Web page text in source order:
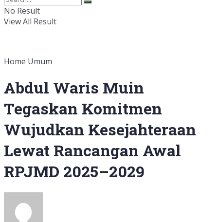
No Result
View All Result
Home Umum
Abdul Waris Muin
Tegaskan Komitmen
Wujudkan Kesejahteraan
Lewat Rancangan Awal
RPJMD 2025–2029